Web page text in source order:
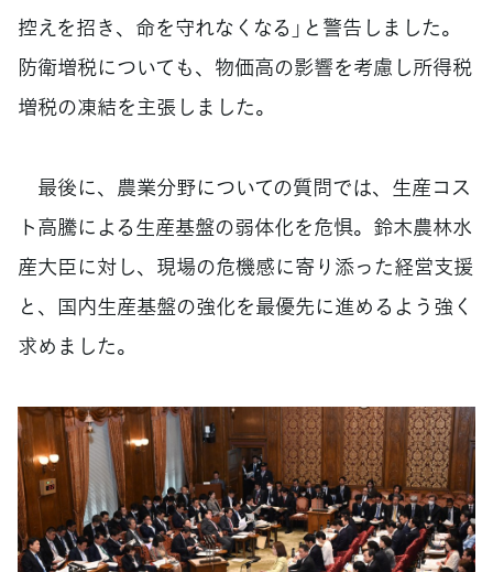
控えを招き、命を守れなくなる」と警告しました。
防衛増税についても、物価高の影響を考慮し所得税
増税の凍結を主張しました。
最後に、農業分野についての質問では、生産コス
ト高騰による生産基盤の弱体化を危惧。鈴木農林水
産大臣に対し、現場の危機感に寄り添った経営支援
と、国内生産基盤の強化を最優先に進めるよう強く
求めました。